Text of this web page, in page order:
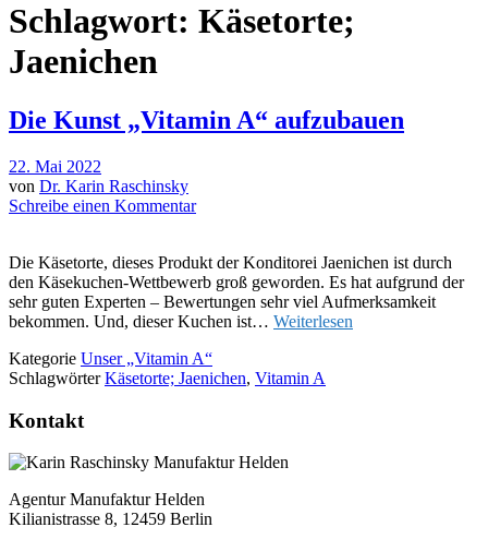
Schlagwort: Käsetorte;
Jaenichen
Die Kunst „Vitamin A“ aufzubauen
22. Mai 2022
von Dr. Karin Raschinsky
Schreibe einen Kommentar
Die Käsetorte, dieses Produkt der Konditorei Jaenichen ist durch
den Käsekuchen-Wettbewerb groß geworden. Es hat aufgrund der
sehr guten Experten – Bewertungen sehr viel Aufmerksamkeit
bekommen. Und, dieser Kuchen ist… Weiterlesen
Kategorie Unser „Vitamin A“
SchlagwörterKäsetorte; Jaenichen, Vitamin A
Kontakt
Agentur Manufaktur Helden
Kilianistrasse 8, 12459 Berlin